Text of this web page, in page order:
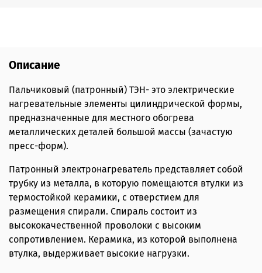
Диаметр 16 мм.
Длина 200 мм.
Длина провода ~20-30 сантиметров.
Максимальная рабочая температура 500 градусов
Цельсия.
Описание
Пальчиковый (патронный) ТЭН- это электрические
нагревательные элементы цилиндрической формы,
предназначенные для местного обогрева
металлических деталей большой массы (зачастую
пресс-форм).
Патронный электронагреватель представляет собой
трубку из металла, в которую помещаются втулки из
термостойкой керамики, с отверстием для
размещения спирали. Спираль состоит из
высококачественной проволоки с высоким
сопротивлением. Керамика, из которой выполнена
втулка, выдерживает высокие нагрузки.